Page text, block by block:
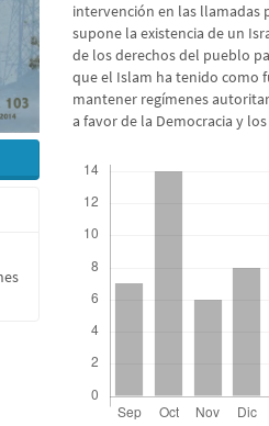
intervención en las llamadas
supone la existencia de un
de los derechos del pueblo
que el Islam ha tenido como
mantener regímenes
a favor de la Democracia y